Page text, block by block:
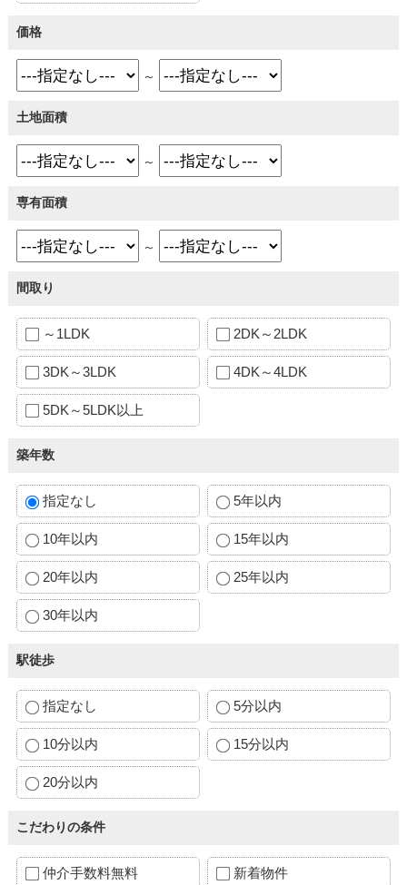
価格
～
土地面積
～
専有面積
～
間取り
～1LDK 2DK～2LDK
3DK～3LDK 4DK～4LDK
5DK～5LDK以上
築年数
指定なし 5年以内
10年以内 15年以内
20年以内 25年以内
30年以内
駅徒歩
指定なし 5分以内
10分以内 15分以内
20分以内
こだわりの条件
仲介手数料無料 新着物件